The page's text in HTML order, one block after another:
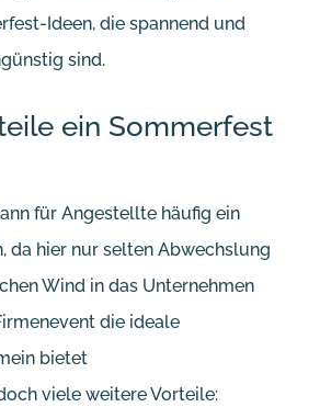
Ideen, die spannend und
sind.
ein Sommerfest
für Angestellte häufig ein
da hier nur selten Abwechslung
Wind in das Unternehmen
die ideale
bietet
viele weitere Vorteile: